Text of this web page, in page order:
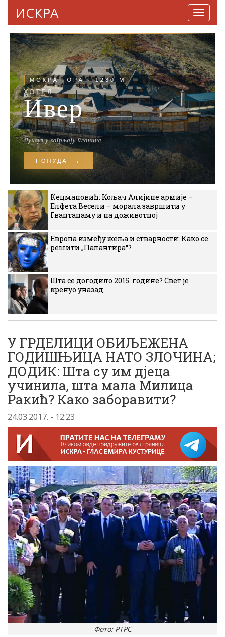
ИСКРА
Кецмановић: Кољач Алијине армије –
Елфета Весели – морала завршити у
Гвантанаму и на доживотној
Европа између жеља и стварности: Како се
решити „Палантира“?
Шта се догодило 2015. године? Свет је
кренуо уназад
У ГРДЕЛИЦИ ОБИЉЕЖЕНА
ГОДИШЊИЦА НАТО ЗЛОЧИНА;
ДОДИК: Шта су им дјеца
учинила, шта мала Милица
Ракић? Како заборавити?
24.03.2017. - 12:23
Фото: РТРС